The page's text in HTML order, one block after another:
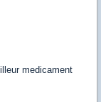
medicament